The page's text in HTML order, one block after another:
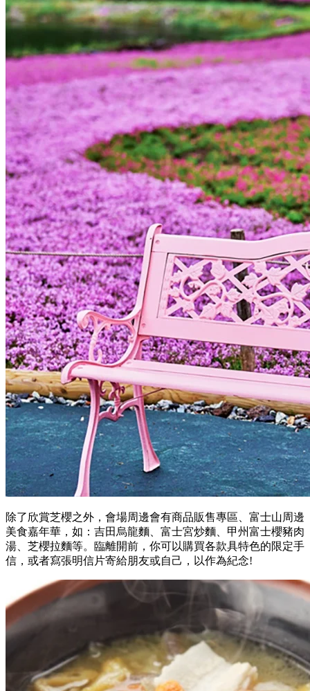
除了欣賞芝櫻之外，會場周邊會有商品販售專區、富士山周邊
美食嘉年華，如：吉田烏龍麵、富士宮炒麵、甲州富士櫻豬肉
湯、芝櫻拉麵等。臨離開前，你可以購買各款具特色的限定手
信，或者寫張明信片寄給朋友或自己，以作為紀念!